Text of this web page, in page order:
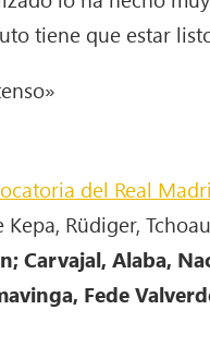
tiene que estar
del Real
Rüdiger,
Carvajal, Alaba,
Fede